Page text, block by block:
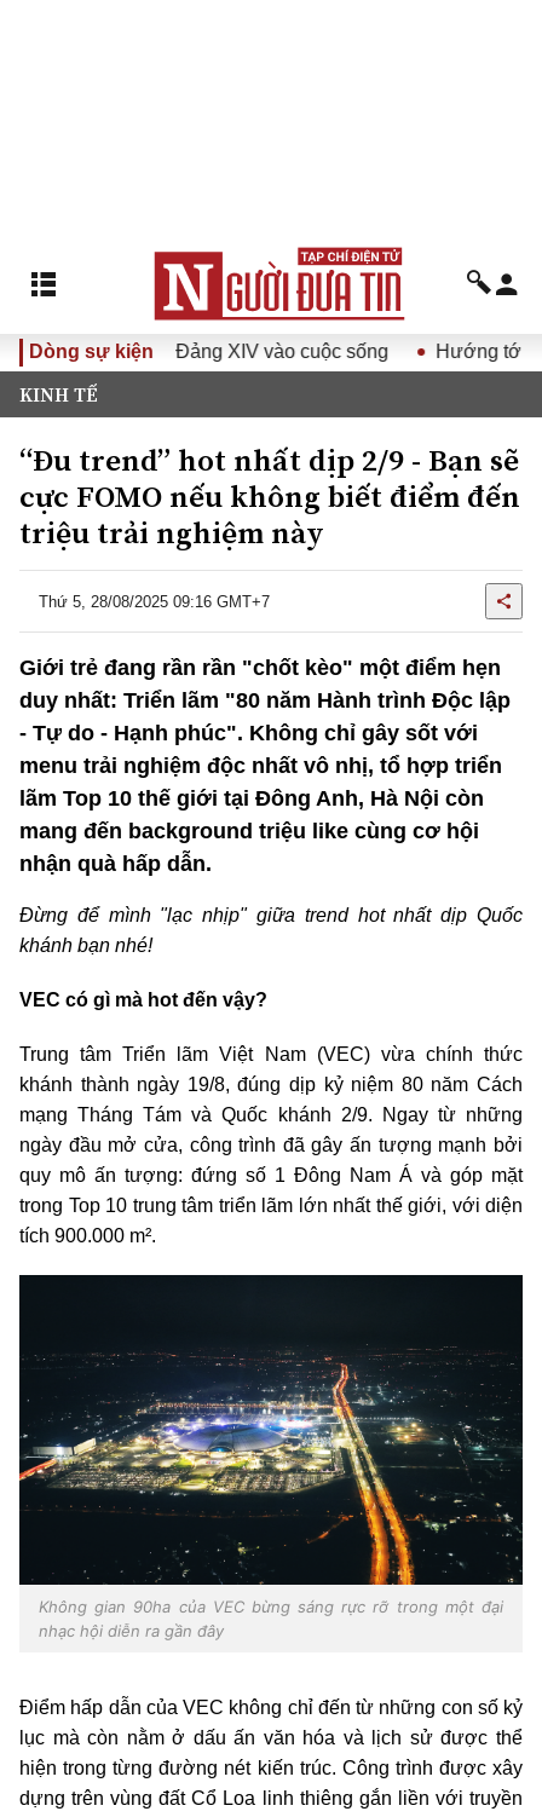
Dòng sự kiện
Đại hội Đảng XIV vào cuộc sống Hướng tới Đại hội đại
KINH TẾ
“Đu trend” hot nhất dịp 2/9 - Bạn sẽ
cực FOMO nếu không biết điểm đến
triệu trải nghiệm này
Thứ 5, 28/08/2025 09:16 GMT+7
Giới trẻ đang rần rần "chốt kèo" một điểm hẹn
duy nhất: Triển lãm "80 năm Hành trình Độc lập
- Tự do - Hạnh phúc". Không chỉ gây sốt với
menu trải nghiệm độc nhất vô nhị, tổ hợp triển
lãm Top 10 thế giới tại Đông Anh, Hà Nội còn
mang đến background triệu like cùng cơ hội
nhận quà hấp dẫn.
Đừng để mình "lạc nhịp" giữa trend hot nhất dịp Quốc
khánh bạn nhé!
VEC có gì mà hot đến vậy?
Trung tâm Triển lãm Việt Nam (VEC) vừa chính thức
khánh thành ngày 19/8, đúng dịp kỷ niệm 80 năm Cách
mạng Tháng Tám và Quốc khánh 2/9. Ngay từ những
ngày đầu mở cửa, công trình đã gây ấn tượng mạnh bởi
quy mô ấn tượng: đứng số 1 Đông Nam Á và góp mặt
trong Top 10 trung tâm triển lãm lớn nhất thế giới, với diện
tích 900.000 m².
Không gian 90ha của VEC bừng sáng rực rỡ trong một đại
nhạc hội diễn ra gần đây
Điểm hấp dẫn của VEC không chỉ đến từ những con số kỷ
lục mà còn nằm ở dấu ấn văn hóa và lịch sử được thể
hiện trong từng đường nét kiến trúc. Công trình được xây
dựng trên vùng đất Cổ Loa linh thiêng gắn liền với truyền